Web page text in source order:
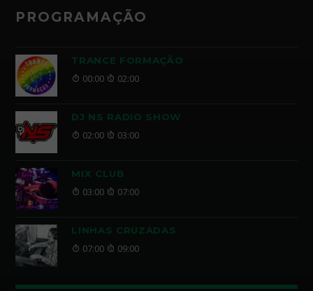
PROGRAMAÇÃO
TRANCE FORMAÇÃO
00:00 02:00
DJ NS RADIO SHOW
02:00 03:00
MIX CLUB
03:00 07:00
LINHAS CRUZADAS
07:00 09:00